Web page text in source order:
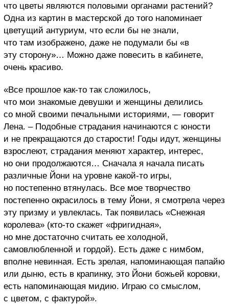
что цветы являются половыми органами растений?
Одна из картин в мастерской до того напоминает
цветущий антуриум, что если бы не знали,
что там изображено, даже не подумали бы «в
эту сторону»… Можно даже повесить в кабинете,
очень красиво.
«Все прошлое как-то так сложилось,
что мои знакомые девушки и женщины делились
со мной своими печальными историями, — говорит
Лена. – Подобные страдания начинаются с юности
и не прекращаются до старости! Годы идут, женщины
взрослеют, страдания меняют характер, интерес,
но они продолжаются… Сначала я начала писать
различные Йони на уровне какой-то игры,
но постепенно втянулась. Все мое творчество
постепенно окрасилось в тему Йони, я смотрела через
эту призму и увлеклась. Так появилась «Снежная
королева» (кто-то скажет «фригидная»,
но мне достаточно считать ее холодной,
самовлюбленной и гордой). Есть даже с нимбом,
вполне невинная. Есть зрелая, напоминающая папайю
или дыню, есть в крапинку, это Йони божьей коровки,
есть напоминающая мидию. Играю со смыслом,
с цветом, с фактурой».